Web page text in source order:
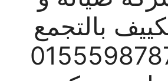
بالتجمع
01555987871